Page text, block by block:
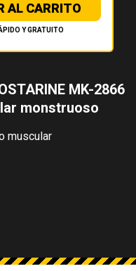
AL CARRITO
Y GRATUITO
MK-2866
monstruoso
muscular